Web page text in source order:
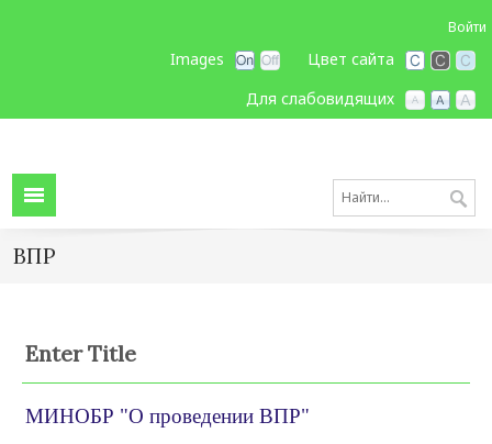
Войти
Цвет сайта
Images
Для слабовидящих
ВПР
Enter Title
МИНОБР "О проведении ВПР"